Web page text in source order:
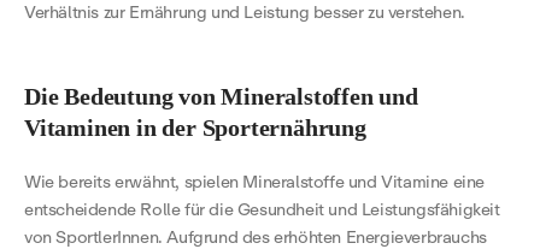
Verhältnis zur Ernährung und Leistung besser zu verstehen.
Die Bedeutung von Mineralstoffen und
Vitaminen in der Sporternährung
Wie bereits erwähnt, spielen Mineralstoffe und Vitamine eine
entscheidende Rolle für die Gesundheit und Leistungsfähigkeit
von SportlerInnen. Aufgrund des erhöhten Energieverbrauchs